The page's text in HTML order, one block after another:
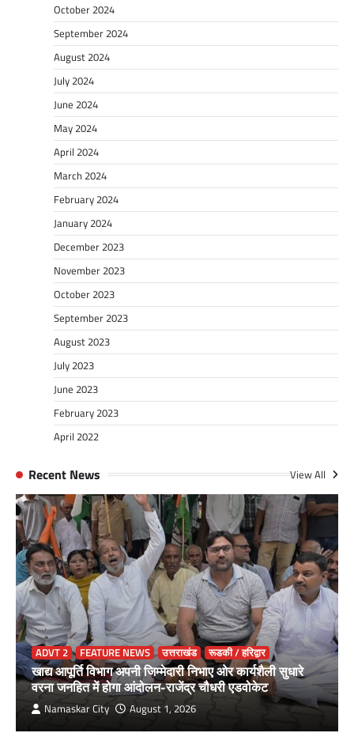
October 2024
September 2024
August 2024
July 2024
June 2024
May 2024
April 2024
March 2024
February 2024
January 2024
December 2023
November 2023
October 2023
September 2023
August 2023
July 2023
June 2023
February 2023
April 2022
Recent News View All
ADVT 2 FEATURE NEWS उत्तराखंड रूडकी / हरिद्वार
खाद्य आपूर्ति विभाग अपनी जिम्मेदारी निभाए ओर कार्यशैली सुधारे
वरना जनहित में होगा आंदोलन-राजेंद्र चौधरी एडवोकेट
Namaskar City August 1, 2026